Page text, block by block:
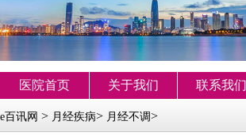
医院首页 关于我们 联系我们
e百讯网 > 月经疾病> 月经不调>